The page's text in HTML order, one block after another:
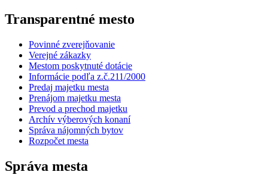
Transparentné mesto
Povinné zverejňovanie
Verejné zákazky
Mestom poskytnuté dotácie
Informácie podľa z.č.211/2000
Predaj majetku mesta
Prenájom majetku mesta
Prevod a prechod majetku
Archív výberových konaní
Správa nájomných bytov
Rozpočet mesta
Správa mesta